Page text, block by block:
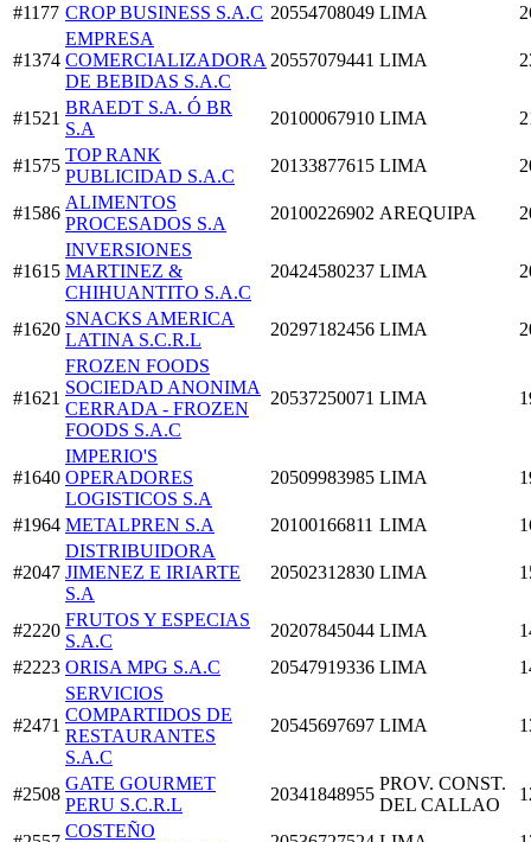
#1177 CROP BUSINESS S.A.C 20554708049 LIMA
#1374
EMPRESA
COMERCIALIZADORA
DE BEBIDAS S.A.C
20557079441 LIMA
#1521
BRAEDT S.A. Ó BR
S.A
20100067910 LIMA
#1575
TOP RANK
PUBLICIDAD S.A.C
20133877615 LIMA
#1586
ALIMENTOS
PROCESADOS S.A
20100226902 AREQUIPA
#1615
INVERSIONES
MARTINEZ &
CHIHUANTITO S.A.C
20424580237 LIMA
#1620
SNACKS AMERICA
LATINA S.C.R.L
20297182456 LIMA
#1621
FROZEN FOODS
SOCIEDAD ANONIMA
CERRADA - FROZEN
FOODS S.A.C
20537250071 LIMA
#1640
IMPERIO'S
OPERADORES
LOGISTICOS S.A
20509983985 LIMA
#1964 METALPREN S.A 20100166811 LIMA
#2047
DISTRIBUIDORA
JIMENEZ E IRIARTE
S.A
20502312830 LIMA
#2220
FRUTOS Y ESPECIAS
S.A.C
20207845044 LIMA
#2223 ORISA MPG S.A.C 20547919336 LIMA
#2471
SERVICIOS
COMPARTIDOS DE
RESTAURANTES
S.A.C
20545697697 LIMA
#2508
GATE GOURMET
PERU S.C.R.L
20341848955
PROV. CONST.
DEL CALLAO
COSTEÑO